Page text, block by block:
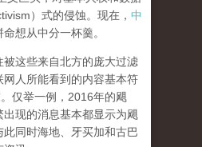
）式的侵蚀。现在， 中
命想从中分一杯羹。
这些来自北方的庞大过滤
人所能看到的内容基本符
仅举一例，2016年的飓
出现的消息基本都显示为飓
此同时海地、牙买加和古巴